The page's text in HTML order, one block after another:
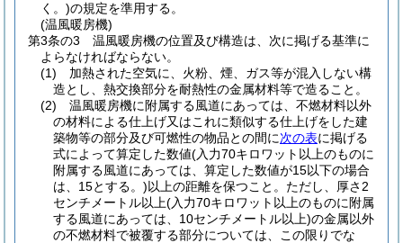
く。)の規定を準用する。
(温風暖房機)
第3条の3
温風暖房機の位置及び構造は、次に掲げる基準に
よらなければならない。
(1)
加熱された空気に、火粉、煙、ガス等が混入しない構
造とし、熱交換部分を耐熱性の金属材料等で造ること。
(2)
温風暖房機に附属する風道にあっては、不燃材料以外
の材料による仕上げ又はこれに類似する仕上げをした建
築物等の部分及び可燃性の物品との間に次の表に掲げる
式によって算定した数値(入力70キロワット以上のものに
附属する風道にあっては、算定した数値が15以下の場合
は、15とする。)以上の距離を保つこと。 ただし、厚さ2
センチメートル以上(入力70キロワット以上のものに附属
する風道にあっては、10センチメートル以上)の金属以外
の不燃材料で被覆する部分については、この限りでな